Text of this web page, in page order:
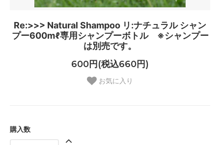
Re:>>> Natural Shampoo リ:ナチュラル シャン
プー600mℓ専用シャンプーボトル ※シャンプー
は別売です。
600円(税込660円)
お気に入り
購入数